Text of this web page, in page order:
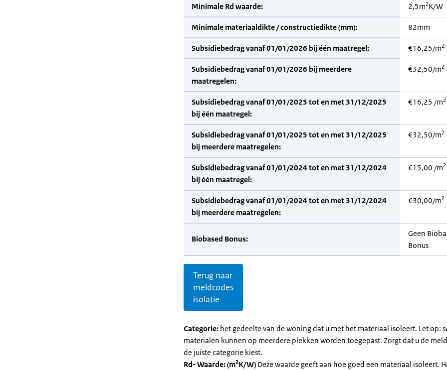
Minimale Rd waarde: 2,5m2K/W
Minimale materiaaldikte / constructiedikte (mm): 82mm
Subsidiebedrag vanaf 01/01/2026 bij één maatregel: €16,25/m2
Subsidiebedrag vanaf 01/01/2026 bij meerdere
maatregelen:
€32,50/m2
Subsidiebedrag vanaf 01/01/2025 tot en met 31/12/2025
bij één maatregel:
€16,25 /m2
Subsidiebedrag vanaf 01/01/2025 tot en met 31/12/2025
bij meerdere maatregelen:
€32,50/m2
Subsidiebedrag vanaf 01/01/2024 tot en met 31/12/2024
bij één maatregel:
€15,00 /m2
Subsidiebedrag vanaf 01/01/2024 tot en met 31/12/2024
bij meerdere maatregelen:
€30,00/m2
Biobased Bonus:
Geen
Bonus
Terug naar
meldcodes
isolatie
Categorie: het gedeelte van de woning dat u met het materiaal isoleert. Let op:
materialen kunnen op meerdere plekken worden toegepast. Zorgt dat u de
de juiste categorie kiest.
Rd- Waarde: (m2K/W) Deze waarde geeft aan hoe goed een materiaal isoleert.